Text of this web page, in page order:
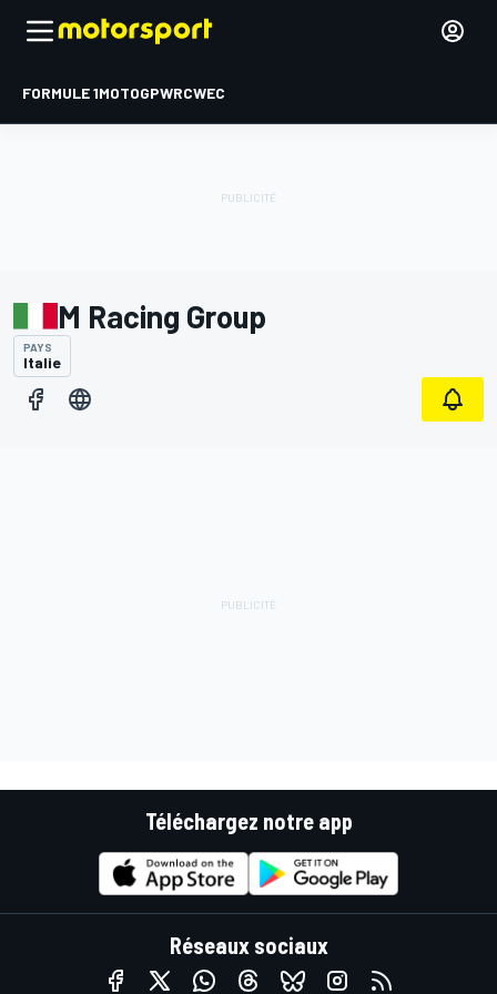
FORMULE 1MOTOGPWRCWEC
M Racing Group
PAYS
Italie
Téléchargez notre app
Réseaux sociaux